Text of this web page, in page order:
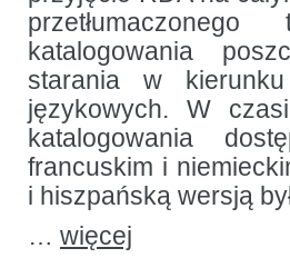
katalogowania
starania w
językowych. W
katalogowania
francuskim i
i hiszpańską wersją
… więcej